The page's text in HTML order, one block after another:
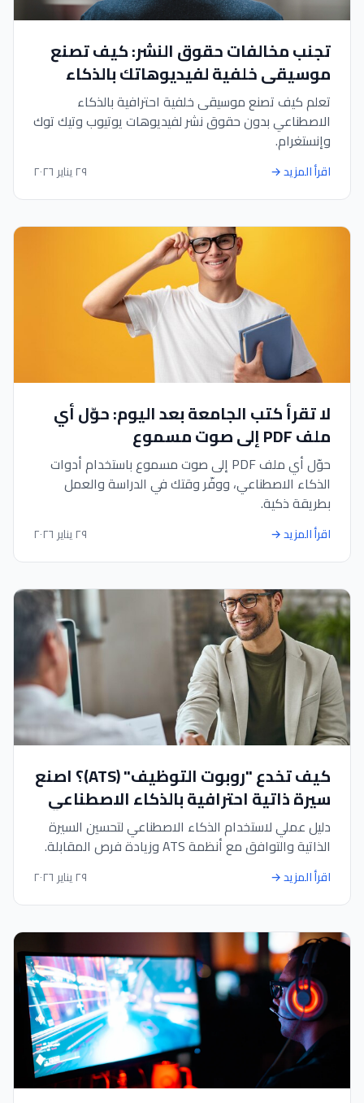
تجنب مخالفات حقوق النشر: كيف تصنع
موسيقى خلفية لفيديوهاتك بالذكاء
الاصطناعي
تعلم كيف تصنع موسيقى خلفية احترافية بالذكاء
الاصطناعي بدون حقوق نشر لفيديوهات يوتيوب وتيك توك
وإنستغرام.
٢٩ يناير ٢٠٢٦ اقرأ المزيد→
لا تقرأ كتب الجامعة بعد اليوم: حوّل أي
ملف PDF إلى صوت مسموع
حوّل أي ملف PDF إلى صوت مسموع باستخدام أدوات
الذكاء الاصطناعي، ووفّر وقتك في الدراسة والعمل
بطريقة ذكية.
٢٩ يناير ٢٠٢٦ اقرأ المزيد→
كيف تخدع "روبوت التوظيف" (ATS)؟ اصنع
سيرة ذاتية احترافية بالذكاء الاصطناعي
تضمن لك المقابلة
دليل عملي لاستخدام الذكاء الاصطناعي لتحسين السيرة
الذاتية والتوافق مع أنظمة ATS وزيادة فرص المقابلة.
٢٩ يناير ٢٠٢٦ اقرأ المزيد→